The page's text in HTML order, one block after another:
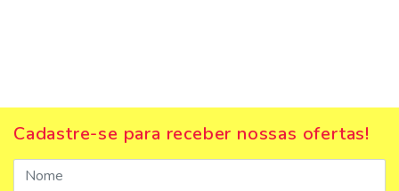
Cadastre-se para receber nossas ofertas!